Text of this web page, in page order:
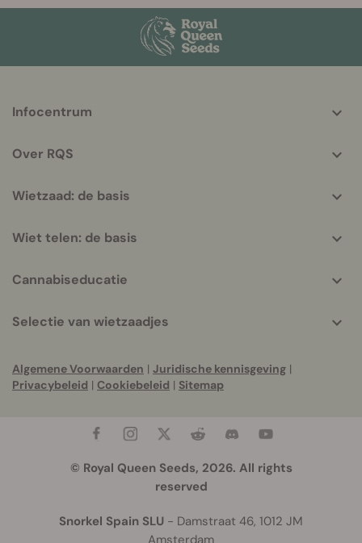
helpful
Infocentrum
Over RQS
Wietzaad: de basis
Wiet telen: de basis
Cannabiseducatie
Selectie van wietzaadjes
Algemene Voorwaarden | Juridische kennisgeving |
Privacybeleid | Cookiebeleid | Sitemap
© Royal Queen Seeds, 2026. All rights
reserved
Snorkel Spain SLU - Damstraat 46, 1012 JM